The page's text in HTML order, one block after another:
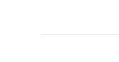
الروسية